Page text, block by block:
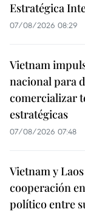
Estratégica
07/08/2026 08:29
Vietnam
nacional para
comercializar
estratégicas
07/08/2026 07:48
Vietnam y
cooperación
político entre